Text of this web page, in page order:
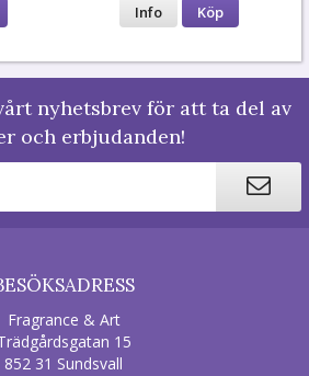
Info Köp
nyhetsbrev för att ta del av
och erbjudanden!
Fragrance & Art
15
852 31 Sundsvall